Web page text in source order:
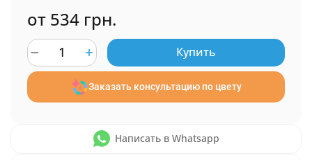
от 534 грн.
Купить
Заказать консультацию по цвету
Написать в Whatsapp